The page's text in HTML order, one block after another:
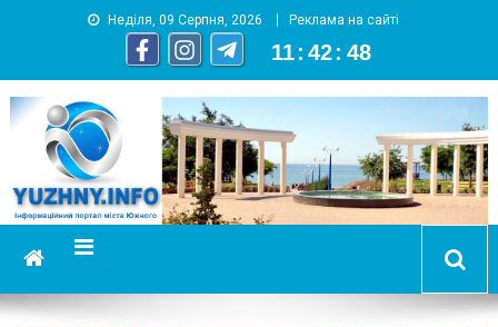
Неділя, 09 Серпня, 2026 Реклама на сайті
11 : 42 : 49
YUZHNY.INFO
информационный портал города Южный